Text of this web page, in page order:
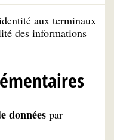
aux terminaux
des informations
données par